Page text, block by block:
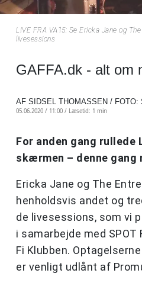
LIVE FRA VA15: Se Ericka Jane og
livesessions
GAFFA.dk - alt om
AF SIDSEL THOMASSEN / FOTO:
05.06.2020 / 11:00 / Læsetid: 1 min
For anden gang rullede
skærmen – denne gang
Ericka Jane og The
henholdsvis andet og
de livesessions, som vi
i samarbejde med SPOT
Fi Klubben.
er venligt udlånt af